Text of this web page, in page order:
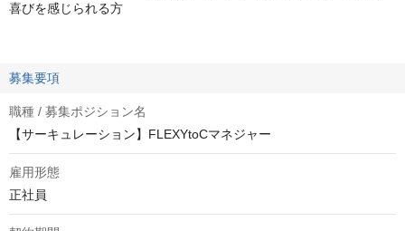
喜びを感じられる方
募集要項
職種 / 募集ポジション名
【サーキュレーション】FLEXYtoCマネジャー
雇用形態
正社員